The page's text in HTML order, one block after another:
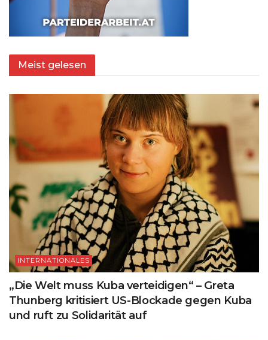
Meist gelesen
INTERNATIONALES
„Die Welt muss Kuba verteidigen“ – Greta
Thunberg kritisiert US-Blockade gegen Kuba
und ruft zu Solidarität auf